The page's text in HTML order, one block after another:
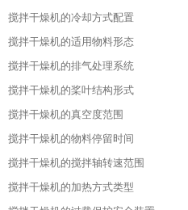
搅拌干燥机的冷却方式配置
搅拌干燥机的适用物料形态
搅拌干燥机的排气处理系统
搅拌干燥机的桨叶结构形式
搅拌干燥机的真空度范围
搅拌干燥机的物料停留时间
搅拌干燥机的搅拌轴转速范围
搅拌干燥机的加热方式类型